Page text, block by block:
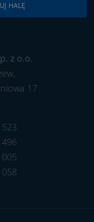
HALĘ
z o.o.
17